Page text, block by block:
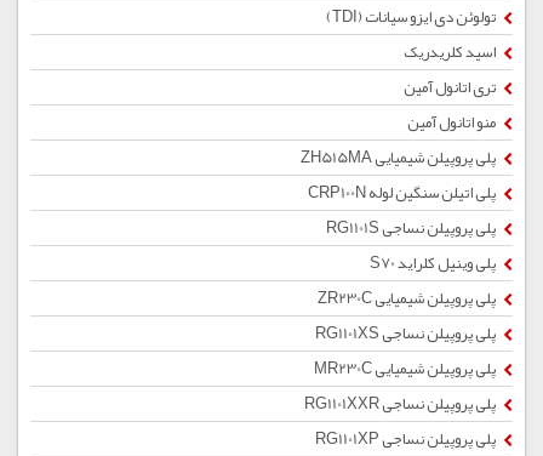
تولوئن دی ایزو سیانات (TDI)
اسید کلریدریک
تری اتانول آمین
منو اتانول آمین
پلی پروپیلن شیمیایی ZH515MA
پلی اتیلن سنگین لوله CRP100N
پلی پروپیلن نساجی RG1101S
پلی وینیل کلراید S70
پلی پروپیلن شیمیایی ZR230C
پلی پروپیلن نساجی RG1101XS
پلی پروپیلن شیمیایی MR230C
پلی پروپیلن نساجی RG1101XXR
پلی پروپیلن نساجی RG1101XP